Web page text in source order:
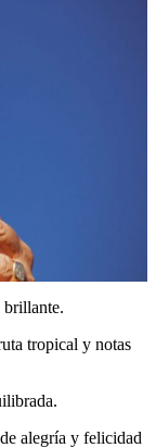
tropical y notas
alegría y felicidad